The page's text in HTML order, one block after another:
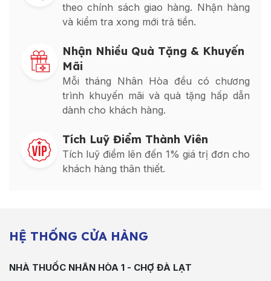
theo chính sách giao hàng. Nhận hàng
và kiểm tra xong mới trả tiền.
Nhận Nhiều Quà Tặng & Khuyến
Mãi
Mỗi tháng Nhân Hòa đều có chương
trình khuyến mãi và quà tặng hấp dẫn
dành cho khách hàng.
Tích Luỹ Điểm Thành Viên
Tích luỹ điểm lên đến 1% giá trị đơn cho
khách hàng thân thiết.
HỆ THỐNG CỬA HÀNG
NHÀ THUỐC NHÂN HÒA 1 - CHỢ ĐÀ LẠT